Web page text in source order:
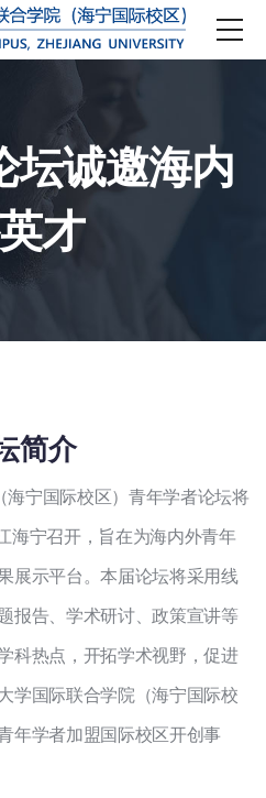
坛诚邀海内
才
简介
宁国际校区）青年学者论坛将
海宁召开，旨在为海内外青年
展示平台。本届论坛将采用线
报告、学术研讨、政策宣讲等
科热点，开拓学术视野，促进
学国际联合学院（海宁国际校
年学者加盟国际校区开创事